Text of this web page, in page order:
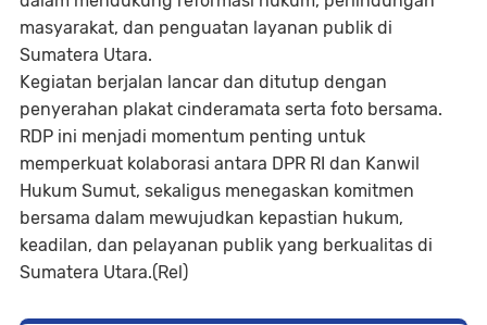
masyarakat, dan penguatan layanan publik di
Sumatera Utara.
Kegiatan berjalan lancar dan ditutup dengan
penyerahan plakat cinderamata serta foto bersama.
RDP ini menjadi momentum penting untuk
memperkuat kolaborasi antara DPR RI dan Kanwil
Hukum Sumut, sekaligus menegaskan komitmen
bersama dalam mewujudkan kepastian hukum,
keadilan, dan pelayanan publik yang berkualitas di
Sumatera Utara.(Rel)